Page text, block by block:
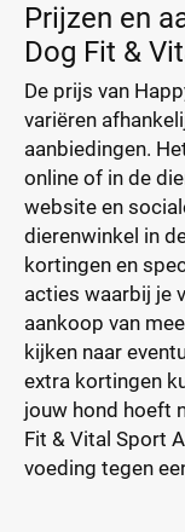
Prijzen en
Dog Fit &
De prijs van
variëren
aanbiedingen.
online of in de
website en
dierenwinkel in
kortingen en
acties waarbij je
aankoop van
kijken naar
extra kortingen
jouw hond hoeft
Fit & Vital Sport
voeding tegen